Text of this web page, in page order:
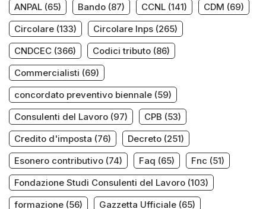
ANPAL (65) Bando (87) CCNL (141) CDM (69)
Circolare (133) Circolare Inps (265)
CNDCEC (366) Codici tributo (86)
Commercialisti (69)
concordato preventivo biennale (59)
Consulenti del Lavoro (97) CPB (53)
Credito d'imposta (76) Decreto (251)
Esonero contributivo (74) Faq (65) Fnc (51)
Fondazione Studi Consulenti del Lavoro (103)
formazione (56) Gazzetta Ufficiale (65)